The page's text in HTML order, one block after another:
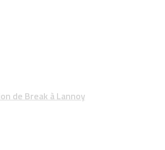
de Break à Lannoy